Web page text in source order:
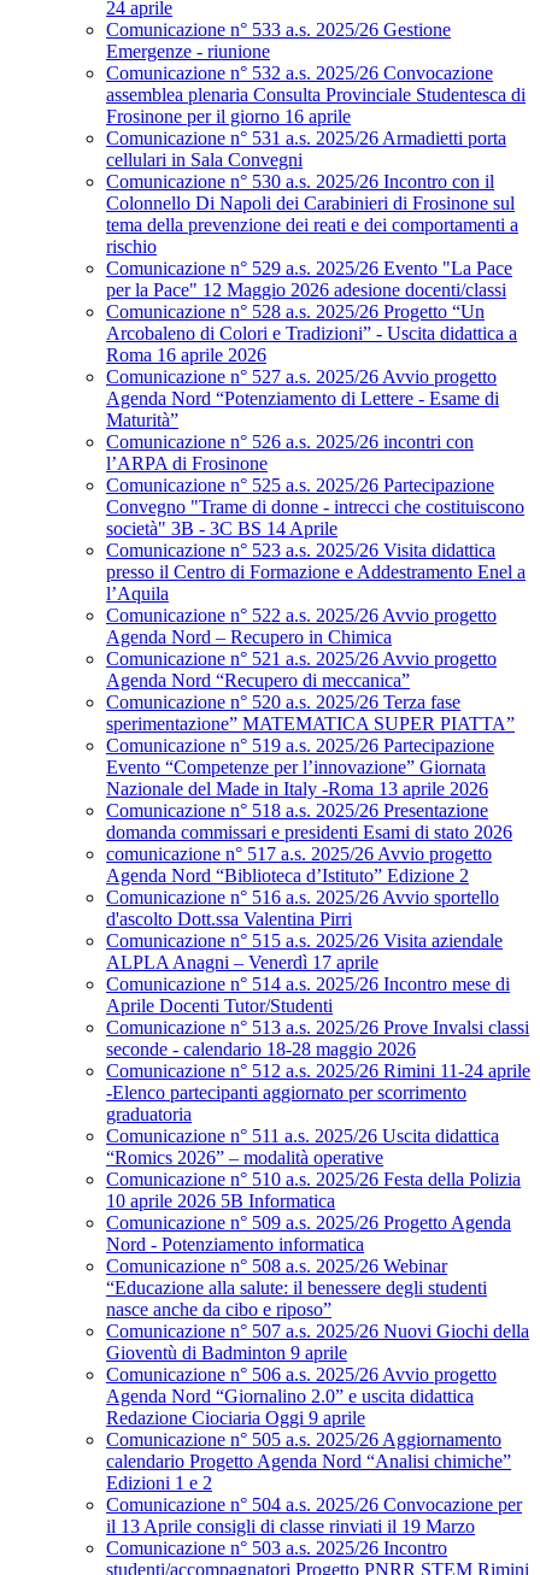
24 aprile
Comunicazione n° 533 a.s. 2025/26 Gestione
Emergenze - riunione
Comunicazione n° 532 a.s. 2025/26 Convocazione
assemblea plenaria Consulta Provinciale Studentesca di
Frosinone per il giorno 16 aprile
Comunicazione n° 531 a.s. 2025/26 Armadietti porta
cellulari in Sala Convegni
Comunicazione n° 530 a.s. 2025/26 Incontro con il
Colonnello Di Napoli dei Carabinieri di Frosinone sul
tema della prevenzione dei reati e dei comportamenti a
rischio
Comunicazione n° 529 a.s. 2025/26 Evento "La Pace
per la Pace" 12 Maggio 2026 adesione docenti/classi
Comunicazione n° 528 a.s. 2025/26 Progetto “Un
Arcobaleno di Colori e Tradizioni” - Uscita didattica a
Roma 16 aprile 2026
Comunicazione n° 527 a.s. 2025/26 Avvio progetto
Agenda Nord “Potenziamento di Lettere - Esame di
Maturità”
Comunicazione n° 526 a.s. 2025/26 incontri con
l’ARPA di Frosinone
Comunicazione n° 525 a.s. 2025/26 Partecipazione
Convegno "Trame di donne - intrecci che costituiscono
società" 3B - 3C BS 14 Aprile
Comunicazione n° 523 a.s. 2025/26 Visita didattica
presso il Centro di Formazione e Addestramento Enel a
l’Aquila
Comunicazione n° 522 a.s. 2025/26 Avvio progetto
Agenda Nord – Recupero in Chimica
Comunicazione n° 521 a.s. 2025/26 Avvio progetto
Agenda Nord “Recupero di meccanica”
Comunicazione n° 520 a.s. 2025/26 Terza fase
sperimentazione” MATEMATICA SUPER PIATTA”
Comunicazione n° 519 a.s. 2025/26 Partecipazione
Evento “Competenze per l’innovazione” Giornata
Nazionale del Made in Italy -Roma 13 aprile 2026
Comunicazione n° 518 a.s. 2025/26 Presentazione
domanda commissari e presidenti Esami di stato 2026
comunicazione n° 517 a.s. 2025/26 Avvio progetto
Agenda Nord “Biblioteca d’Istituto” Edizione 2
Comunicazione n° 516 a.s. 2025/26 Avvio sportello
d'ascolto Dott.ssa Valentina Pirri
Comunicazione n° 515 a.s. 2025/26 Visita aziendale
ALPLA Anagni – Venerdì 17 aprile
Comunicazione n° 514 a.s. 2025/26 Incontro mese di
Aprile Docenti Tutor/Studenti
Comunicazione n° 513 a.s. 2025/26 Prove Invalsi classi
seconde - calendario 18-28 maggio 2026
Comunicazione n° 512 a.s. 2025/26 Rimini 11-24 aprile
-Elenco partecipanti aggiornato per scorrimento
graduatoria
Comunicazione n° 511 a.s. 2025/26 Uscita didattica
“Romics 2026” – modalità operative
Comunicazione n° 510 a.s. 2025/26 Festa della Polizia
10 aprile 2026 5B Informatica
Comunicazione n° 509 a.s. 2025/26 Progetto Agenda
Nord - Potenziamento informatica
Comunicazione n° 508 a.s. 2025/26 Webinar
“Educazione alla salute: il benessere degli studenti
nasce anche da cibo e riposo”
Comunicazione n° 507 a.s. 2025/26 Nuovi Giochi della
Gioventù di Badminton 9 aprile
Comunicazione n° 506 a.s. 2025/26 Avvio progetto
Agenda Nord “Giornalino 2.0” e uscita didattica
Redazione Ciociaria Oggi 9 aprile
Comunicazione n° 505 a.s. 2025/26 Aggiornamento
calendario Progetto Agenda Nord “Analisi chimiche”
Edizioni 1 e 2
Comunicazione n° 504 a.s. 2025/26 Convocazione per
il 13 Aprile consigli di classe rinviati il 19 Marzo
Comunicazione n° 503 a.s. 2025/26 Incontro
studenti/accompagnatori Progetto PNRR STEM Rimini